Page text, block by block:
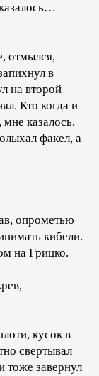
отмылся,
в
на второй
Кто когда и
казалось,
факел, а
опрометью
кибели.
на Грицко.
–
кусок в
свертывал
тоже завернул